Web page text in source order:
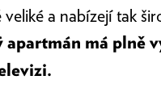
a nabízejí tak
apartmán má plně